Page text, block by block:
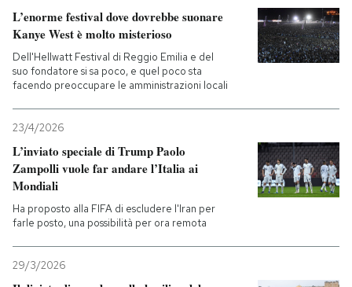
L’enorme festival dove dovrebbe suonare
Kanye West è molto misterioso
Dell'Hellwatt Festival di Reggio Emilia e del
suo fondatore si sa poco, e quel poco sta
facendo preoccupare le amministrazioni locali
23/4/2026
L’inviato speciale di Trump Paolo
Zampolli vuole far andare l’Italia ai
Mondiali
Ha proposto alla FIFA di escludere l'Iran per
farle posto, una possibilità per ora remota
29/3/2026